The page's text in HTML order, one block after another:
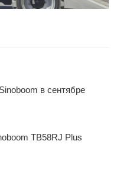
в сентябре
TB58RJ Plus